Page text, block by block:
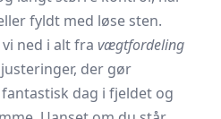
fyldt med løse sten.
ned i alt fra vægtfordeling
der gør
dag i fjeldet og